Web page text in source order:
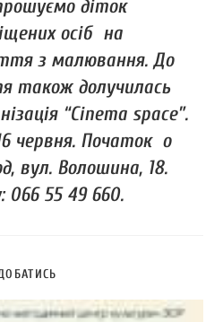
діток
осіб на
з малювання. До
також долучилась
“Cinema space”.
червня. Початок о
вул. Волошина, 18.
066 55 49 660.